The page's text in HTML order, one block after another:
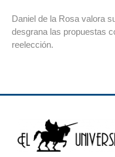
Daniel de la Rosa valora
desgrana las propuestas
reelección.